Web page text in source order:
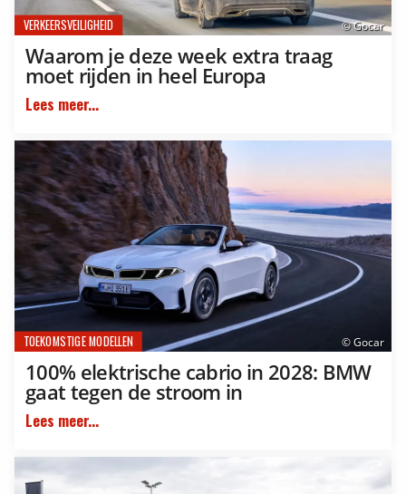
© Gocar
VERKEERSVEILIGHEID
Waarom je deze week extra traag
moet rijden in heel Europa
Lees meer...
© Gocar
TOEKOMSTIGE MODELLEN
100% elektrische cabrio in 2028: BMW
gaat tegen de stroom in
Lees meer...